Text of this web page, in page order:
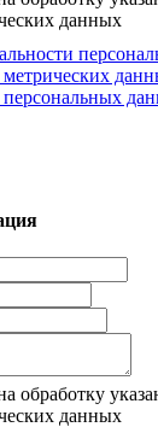
данных
метрических
персональных
обработку
данных